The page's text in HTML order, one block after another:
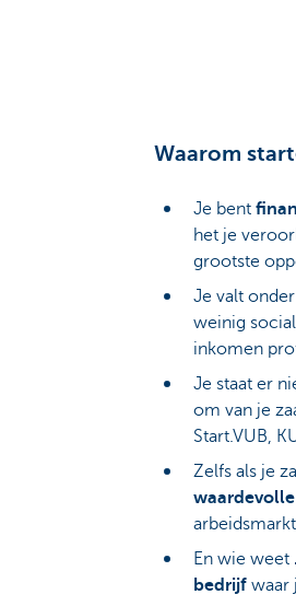
Waarom
Je bent
het je
grootste
Je valt
weinig
inkomen
Je staat er
om van je
Start.VUB,
Zelfs als je
waardevolle
En wie weet
bedrijf waar